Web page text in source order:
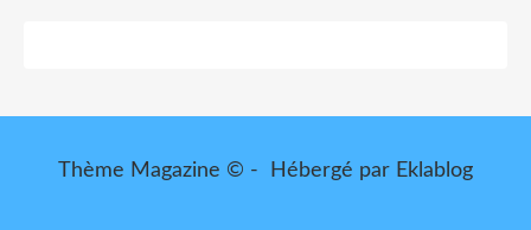
Thème Magazine © - Hébergé par Eklablog